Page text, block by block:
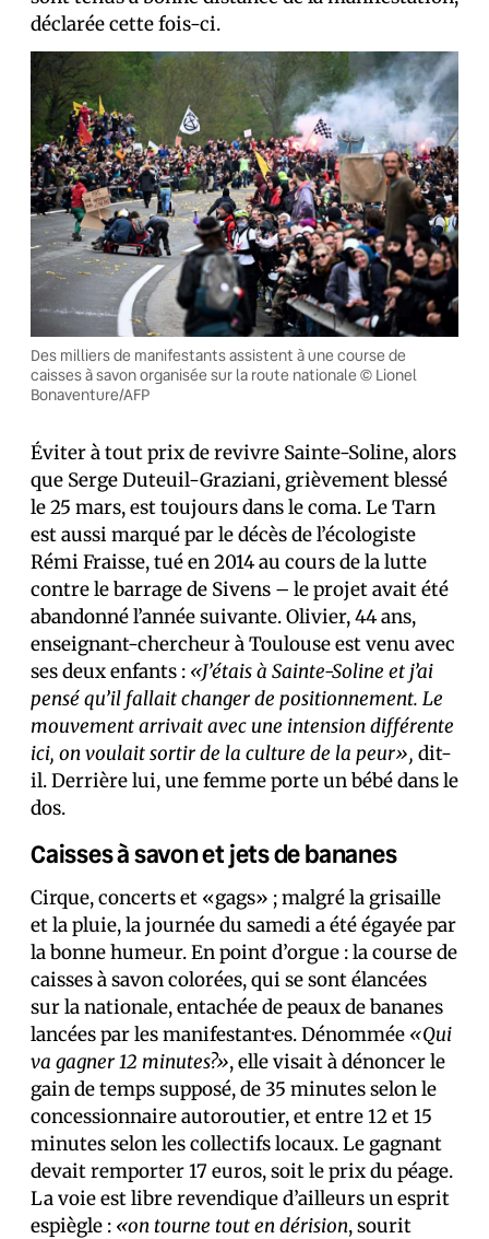
déclarée cette fois-ci.
Des milliers de manifestants assistent à une course de
caisses à savon organisée sur la route nationale © Lionel
Bonaventure/AFP
Éviter à tout prix de revivre Sainte-Soline, alors
que Serge Duteuil-Graziani, grièvement blessé
le 25 mars, est toujours dans le coma. Le Tarn
est aussi marqué par le décès de l’écologiste
Rémi Fraisse, tué en 2014 au cours de la lutte
contre le barrage de Sivens – le projet avait été
abandonné l’année suivante. Olivier, 44 ans,
enseignant-chercheur à Toulouse est venu avec
ses deux enfants : «J’étais à Sainte-Soline et j’ai
pensé qu’il fallait changer de positionnement. Le
mouvement arrivait avec une intension différente
ici, on voulait sortir de la culture de la peur», dit-
il. Derrière lui, une femme porte un bébé dans le
dos.
Caisses à savon et jets de bananes
Cirque, concerts et «gags» ; malgré la grisaille
et la pluie, la journée du samedi a été égayée par
la bonne humeur. En point d’orgue : la course de
caisses à savon colorées, qui se sont élancées
sur la nationale, entachée de peaux de bananes
lancées par les manifestant·es. Dénommée «Qui
va gagner 12 minutes?», elle visait à dénoncer le
gain de temps supposé, de 35 minutes selon le
concessionnaire autoroutier, et entre 12 et 15
minutes selon les collectifs locaux. Le gagnant
devait remporter 17 euros, soit le prix du péage.
La voie est libre revendique d’ailleurs un esprit
espiègle : «on tourne tout en dérision, sourit